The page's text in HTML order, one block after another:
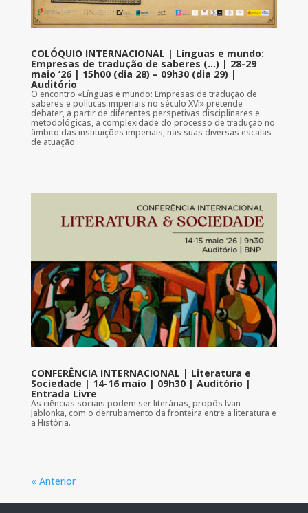
COLÓQUIO INTERNACIONAL | Línguas e mundo:
Empresas de tradução de saberes (…) | 28-29
maio ’26 | 15h00 (dia 28) – 09h30 (dia 29) |
Auditório
O encontro «Línguas e mundo: Empresas de tradução de
saberes e políticas imperiais no século XVI» pretende
debater, a partir de diferentes perspetivas disciplinares e
metodológicas, a complexidade do processo de tradução no
âmbito das instituições imperiais, nas suas diversas escalas
de atuação
CONFERÊNCIA INTERNACIONAL | Literatura e
Sociedade | 14-16 maio | 09h30 | Auditório |
Entrada Livre
As ciências sociais podem ser literárias, propôs Ivan
Jablonka, com o derrubamento da fronteira entre a literatura e
a História.
« Anterior